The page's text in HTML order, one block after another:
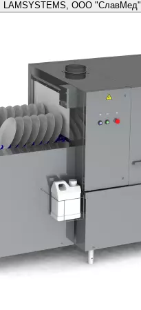
LAMSYSTEMS, ООО "СлавМед"